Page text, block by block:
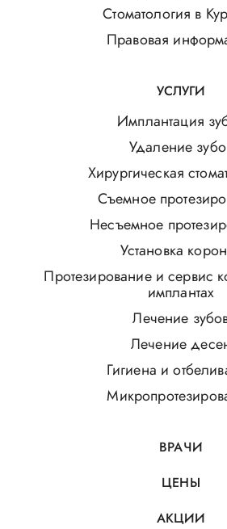
Стоматология в
Правовая
УСЛУГИ
Имплантация
Удаление
Хирургическая
Съемное
Несъемное
Установка
Протезирование и сервис
имплантах
Лечение
Лечение
Гигиена и
ВРАЧИ
ЦЕНЫ
АКЦИИ